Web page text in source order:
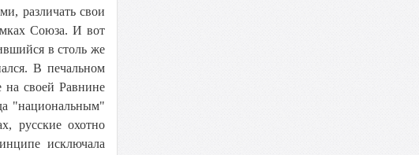
различать свои
Союза. И вот
в столь же
В печальном
на своей Равнине
"национальным"
русские охотно
исключала